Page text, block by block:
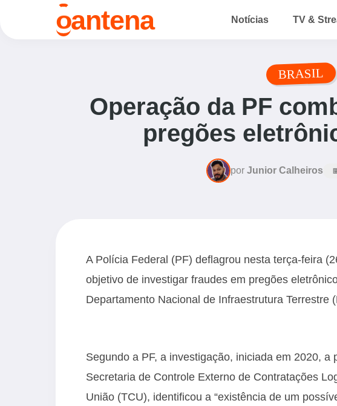
oantena Notícias TV &
BRASIL
Operação da PF
pregões
por Junior Calheiros
A Polícia Federal (PF) deflagrou nesta terça-feira
objetivo de investigar fraudes em pregões
Departamento Nacional de Infraestrutura Terrestre
Segundo a PF, a investigação, iniciada em 2020, a
Secretaria de Controle Externo de Contratações
União (TCU), identificou a “existência de um